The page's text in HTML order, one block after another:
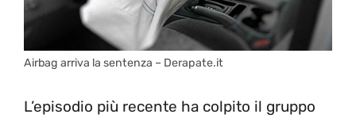
Airbag arriva la sentenza – Derapate.it
L’episodio più recente ha colpito il gruppo